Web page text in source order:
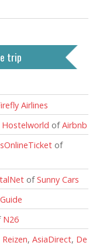
trip
Airlines
Hostelworld ofAirbnb
of
ofSunny Cars
N26
, AsiaDirect, De